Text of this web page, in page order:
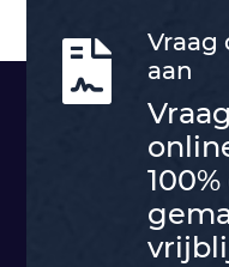

Vraag
aan